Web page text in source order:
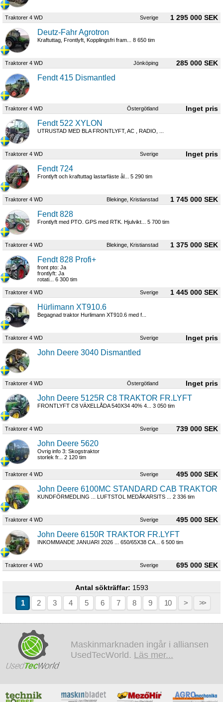
Maskinmarknaden ingår i alliansen
UsedTecWorld. Läs mer...
Traktorer 4 WD Sverige 1 295 000 SEK
Deutz-Fahr Agrotron
Kraftuttag, Frontlyft, Kopplingsfri fram... 8 650 tim
Traktorer 4 WD Jönköping 285 000 SEK
Fendt 415 Dismantled
Traktorer 4 WD Östergötland
Fendt 522 XYLON
UTRUSTAD MED BLA FRONTLYFT, AC , RADIO, ...
Traktorer 4 WD Sverige
Fendt 724
Frontlyft och kraftuttag lastarfäste ål... 5 290 tim
Traktorer 4 WD Blekinge, Kristianstad 1 745 000 SEK
Fendt 828
Frontlyft med PTO. GPS med RTK. Hjulvikt... 5 700 tim
Traktorer 4 WD Blekinge, Kristianstad 1 375 000 SEK
Fendt 828 Profi+
front pto: Ja
frontlyft: Ja
rotati... 6 300 tim
Traktorer 4 WD Sverige 1 445 000 SEK
Hürlimann XT910.6
Begagnad traktor Hurlimann XT910.6 med f...
Traktorer 4 WD Sverige
John Deere 3040 Dismantled
Traktorer 4 WD Östergötland
John Deere 5125R C8 TRAKTOR FR.LYFT
FRONTLYFT C8 VÄXELLÅDA 540X34 40% 4... 3 050 tim
Traktorer 4 WD Sverige 739 000 SEK
John Deere 5620
Ovrig info 3: Skogstraktor
storlek fr... 2 120 tim
Traktorer 4 WD Sverige 495 000 SEK
John Deere 6100MC STANDARD CAB TRAKTOR
KUNDFÖRMEDLING ... LUFTSTOL MEDÅKARSITS ... 2 336 tim
Traktorer 4 WD Sverige 495 000 SEK
John Deere 6150R TRAKTOR FR.LYFT
INKOMMANDE JANUARI 2026 ... 650/65X38 CA... 6 500 tim
Traktorer 4 WD Sverige 695 000 SEK
Antal sökträffar: 1593
1 2 3 4 5 6 7 8 9 10 > >>